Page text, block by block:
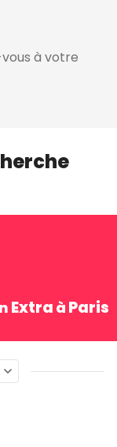
à votre
Extra à Paris